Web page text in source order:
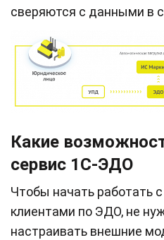
сверяются с данными в
Какие
сервис 1С-ЭДО
Чтобы начать работать
клиентами по ЭДО, не
настраивать внешние